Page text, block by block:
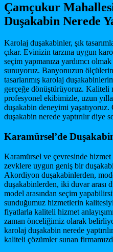
Çamçukur
Duşakabin Nerede
Karolaj duşakabinler, şık
çıkar. Evinizin tarzına uygun
seçim yapmanıza yardımcı
sunuyoruz. Banyonuzun
tasarlanmış karolaj
gerçeğe dönüştürüyoruz. Kaliteli
profesyonel ekibimizle, uzun
duşakabin deneyimi
duşakabin nerede yaptırılır diye
Karamürsel’de
Karamürsel ve çevresinde
zevklere uygun geniş bir
Akordiyon duşakabinlerden,
duşakabinlerden, iki duvar arası
model arasından seçim
sunduğumuz hizmetlerin
fiyatlarla kaliteli hizmet
zaman önceliğimiz olarak
karolaj duşakabin nerede
kaliteli çözümler sunan